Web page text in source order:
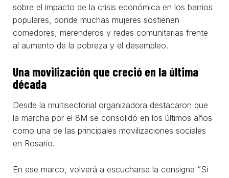
sobre el impacto de la crisis económica en los barrios
populares, donde muchas mujeres sostienen
comedores, merenderos y redes comunitarias frente
al aumento de la pobreza y el desempleo.
Una movilización que creció en la última
década
Desde la multisectorial organizadora destacaron que
la marcha por el 8M se consolidó en los últimos años
como una de las principales movilizaciones sociales
en Rosario.
En ese marco, volverá a escucharse la consigna “Si